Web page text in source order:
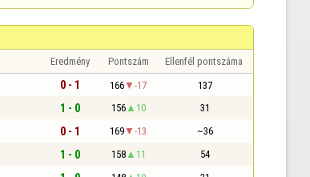
Eredmény Pontszám Ellenfél pontszáma
0 - 1 166 -17 137
1 - 0 156 10 31
0 - 1 169 -13 ~36
1 - 0 158 11 54